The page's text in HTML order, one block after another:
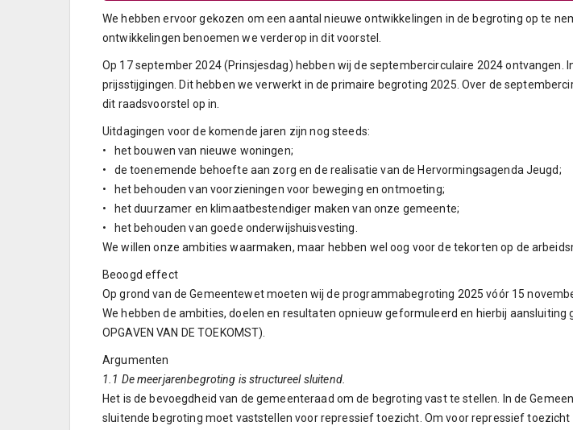
We hebben ervoor gekozen om een aantal nieuwe ontwikkelingen in de begroting op te
ontwikkelingen benoemen we verderop in dit voorstel.
Op 17 september 2024 (Prinsjesdag) hebben wij de septembercirculaire 2024
prijsstijgingen. Dit hebben we verwerkt in de primaire begroting 2025. Over de
dit raadsvoorstel op in.
Uitdagingen voor de komende jaren zijn nog steeds:
• het bouwen van nieuwe woningen;
• de toenemende behoefte aan zorg en de realisatie van de Hervormingsagenda Jeugd;
• het behouden van voorzieningen voor beweging en ontmoeting;
• het duurzamer en klimaatbestendiger maken van onze gemeente;
• het behouden van goede onderwijshuisvesting.
We willen onze ambities waarmaken, maar hebben wel oog voor de tekorten op de
Beoogd effect
Op grond van de Gemeentewet moeten wij de programmabegroting 2025 vóór 15
We hebben de ambities, doelen en resultaten opnieuw geformuleerd en hierbij aansluiting
OPGAVEN VAN DE TOEKOMST).
Argumenten
1.1 De meerjarenbegroting is structureel sluitend.
Het is de bevoegdheid van de gemeenteraad om de begroting vast te stellen. In de
sluitende begroting moet vaststellen voor repressief toezicht. Om voor repressief